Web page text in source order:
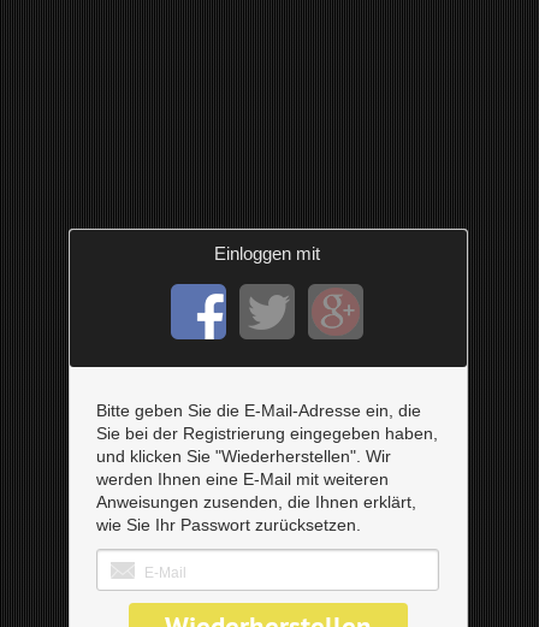
Einloggen mit
Bitte geben Sie die E-Mail-Adresse ein, die
Sie bei der Registrierung eingegeben haben,
und klicken Sie "Wiederherstellen". Wir
werden Ihnen eine E-Mail mit weiteren
Anweisungen zusenden, die Ihnen erklärt,
wie Sie Ihr Passwort zurücksetzen.